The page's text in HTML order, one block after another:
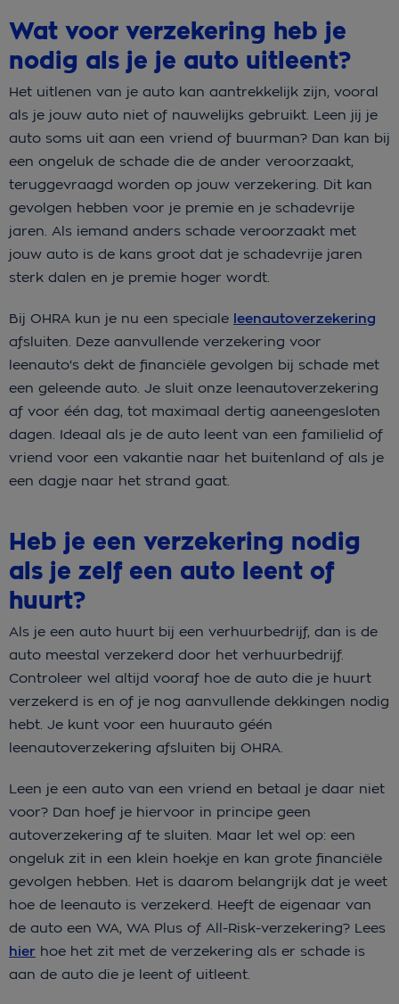
Wat voor verzekering heb je
nodig als je je auto uitleent?
Het uitlenen van je auto kan aantrekkelijk zijn, vooral
als je jouw auto niet of nauwelijks gebruikt. Leen jij je
auto soms uit aan een vriend of buurman? Dan kan bij
een ongeluk de schade die de ander veroorzaakt,
teruggevraagd worden op jouw verzekering. Dit kan
gevolgen hebben voor je premie en je schadevrije
jaren. Als iemand anders schade veroorzaakt met
jouw auto is de kans groot dat je schadevrije jaren
sterk dalen en je premie hoger wordt.
Bij OHRA kun je nu een speciale leenautoverzekering
afsluiten. Deze aanvullende verzekering voor
leenauto's dekt de financiële gevolgen bij schade met
een geleende auto. Je sluit onze leenautoverzekering
af voor één dag, tot maximaal dertig aaneengesloten
dagen. Ideaal als je de auto leent van een familielid of
vriend voor een vakantie naar het buitenland of als je
een dagje naar het strand gaat.
Heb je een verzekering nodig
als je zelf een auto leent of
huurt?
Als je een auto huurt bij een verhuurbedrijf, dan is de
auto meestal verzekerd door het verhuurbedrijf.
Controleer wel altijd vooraf hoe de auto die je huurt
verzekerd is en of je nog aanvullende dekkingen nodig
hebt. Je kunt voor een huurauto géén
leenautoverzekering afsluiten bij OHRA.
Leen je een auto van een vriend en betaal je daar niet
voor? Dan hoef je hiervoor in principe geen
autoverzekering af te sluiten. Maar let wel op: een
ongeluk zit in een klein hoekje en kan grote financiële
gevolgen hebben. Het is daarom belangrijk dat je weet
hoe de leenauto is verzekerd. Heeft de eigenaar van
de auto een WA, WA Plus of All-Risk-verzekering? Lees
hier hoe het zit met de verzekering als er schade is
aan de auto die je leent of uitleent.